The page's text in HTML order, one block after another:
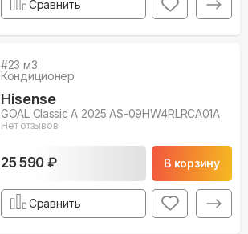
Сравнить
#23 м3
Кондиционер
Hisense
GOAL Classic A 2025 AS-09HW4RLRCA01A
Нет отзывов
25 590 ₽ В корзину
Сравнить